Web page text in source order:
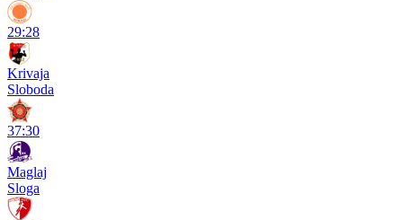
29:28
Krivaja
Sloboda
37:30
Maglaj
Sloga